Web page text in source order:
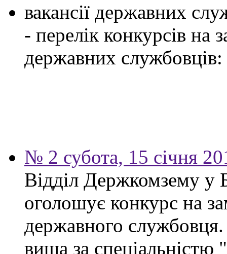
вакансії державних
- перелік конкурсів на
державних службовців:
№ 2 субота, 15 січня
Відділ Держкомзему у
оголошує конкурс на
державного
вища за